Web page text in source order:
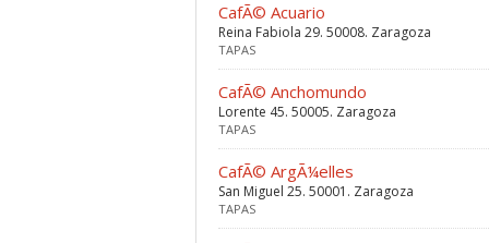
CafÃ© Acuario
Reina Fabiola 29. 50008. Zaragoza
TAPAS
CafÃ© Anchomundo
Lorente 45. 50005. Zaragoza
TAPAS
CafÃ© ArgÃ¼elles
San Miguel 25. 50001. Zaragoza
TAPAS